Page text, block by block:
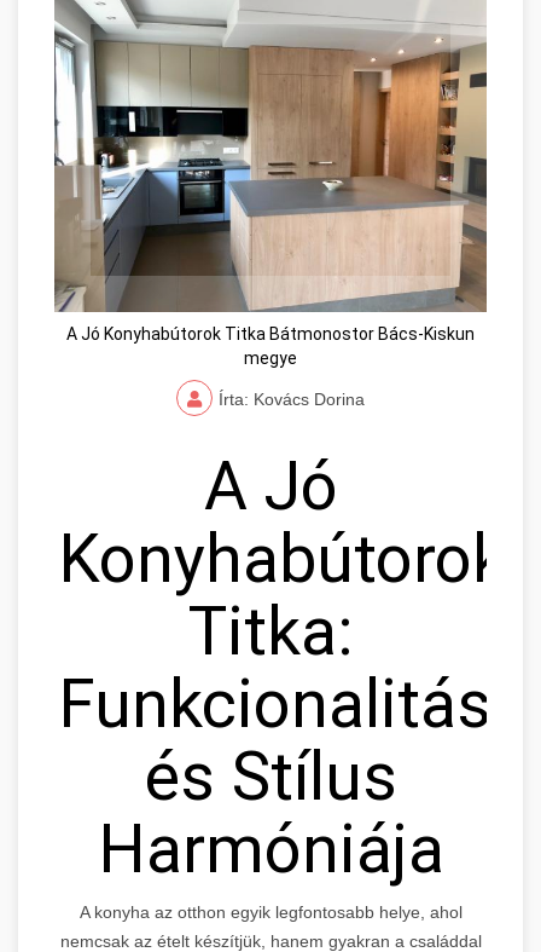
A Jó Konyhabútorok Titka Bátmonostor Bács-Kiskun
megye
Írta: Kovács Dorina
A Jó
Konyhabútorok
Titka:
Funkcionalitás
és Stílus
Harmóniája
A konyha az otthon egyik legfontosabb helye, ahol
nemcsak az ételt készítjük, hanem gyakran a családdal